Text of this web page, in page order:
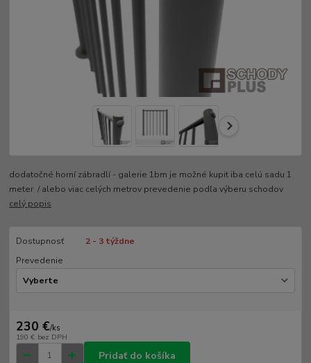
dodatočné horní zábradlí - galerie 1bm je možné kupit iba celú sadu 1
meter / alebo viac celých metrov prevedenie podľa výberu schodov
celý popis
Dostupnosť
2 - 3 týždne
Prevedenie
230 €/ks
190 € bez DPH
Pridať do košíka